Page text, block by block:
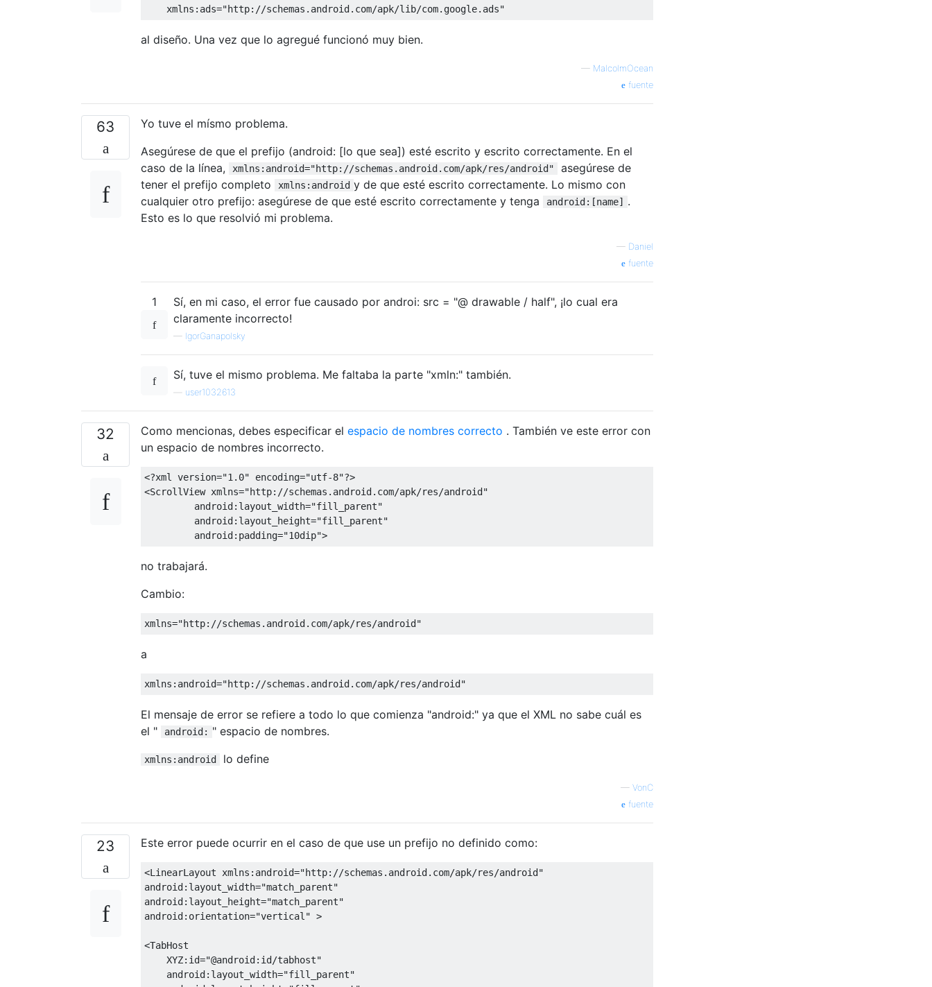
    xmlns:ads="http://schemas.android.com/apk/lib/com.google.ads"
al diseño. Una vez que lo agregué funcionó muy bien.
— MalcolmOcean
fuente
63
Yo tuve el mísmo problema.
Asegúrese de que el prefijo (android: [lo que sea]) esté escrito y escrito correctamente. En el
caso de la línea,
xmlns:android="http://schemas.android.com/apk/res/android"
asegúrese de
tener el prefijo completo
xmlns:android y de que esté escrito correctamente. Lo mismo con
cualquier otro prefijo: asegúrese de que esté escrito correctamente y tenga
android:[name] .
Esto es lo que resolvió mi problema.
— Daniel
fuente
1
Sí, en mi caso, el error fue causado por androi: src = "@ drawable / half", ¡lo cual era
claramente incorrecto!
— IgorGanapolsky
Sí, tuve el mismo problema. Me faltaba la parte "xmln:" también.
user1032613
32 Como mencionas, debes especificar el espacio de nombres correcto . También ve este error con
un espacio de nombres incorrecto.
<?xml version="1.0" encoding="utf-8"?>
<ScrollView xmlns="http://schemas.android.com/apk/res/android"
android:layout_width="fill_parent"
android:layout_height="fill_parent"
android:padding="10dip">
no trabajará.
Cambio:
xmlns="http://schemas.android.com/apk/res/android"
a
xmlns:android="http://schemas.android.com/apk/res/android"
El mensaje de error se refiere a todo lo que comienza "android:" ya que el XML no sabe cuál es
el "
android: " espacio de nombres.
xmlns:android lo define
— VonC
fuente
23 Este error puede ocurrir en el caso de que use un prefijo no definido como:
<LinearLayout xmlns:android="http://schemas.android.com/apk/res/android"
android:layout_width="match_parent"
android:layout_height="match_parent"
android:orientation="vertical" >
<TabHost
XYZ:id="@android:id/tabhost"
android:layout_width="fill_parent"